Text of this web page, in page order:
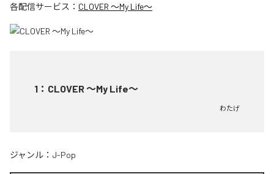
各配信サービス： CLOVER ～My Life～
1 ： CLOVER ～My Life～
わたげ
ジャンル： J-Pop